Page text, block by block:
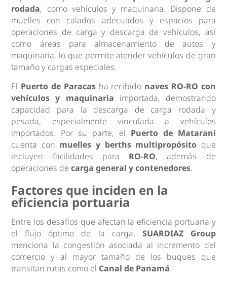
rodada, como vehículos y maquinaria. Dispone de
muelles con calados adecuados y espacios para
operaciones de carga y descarga de vehículos, así
como áreas para almacenamiento de autos y
maquinaria, lo que permite atender vehículos de gran
tamaño y cargas especiales.
El Puerto de Paracasha recibido naves RO-RO con
vehículos y maquinaria importada, demostrando
capacidad para la descarga de carga rodada y
pesada, especialmente vinculada a vehículos
importados. Por su parte, el Puerto de Matarani
cuenta con muelles y berths multipropósito que
incluyen facilidades para RO-RO, además de
operaciones decarga general y contenedores.
Factores que inciden en la
eficiencia portuaria
Entre los desafíos que afectan la eficiencia portuaria y
el flujo óptimo de la carga, SUARDIAZ Group
menciona la congestión asociada al incremento del
comercio y al mayor tamaño de los buques que
transitan rutas como el Canal de Panamá.